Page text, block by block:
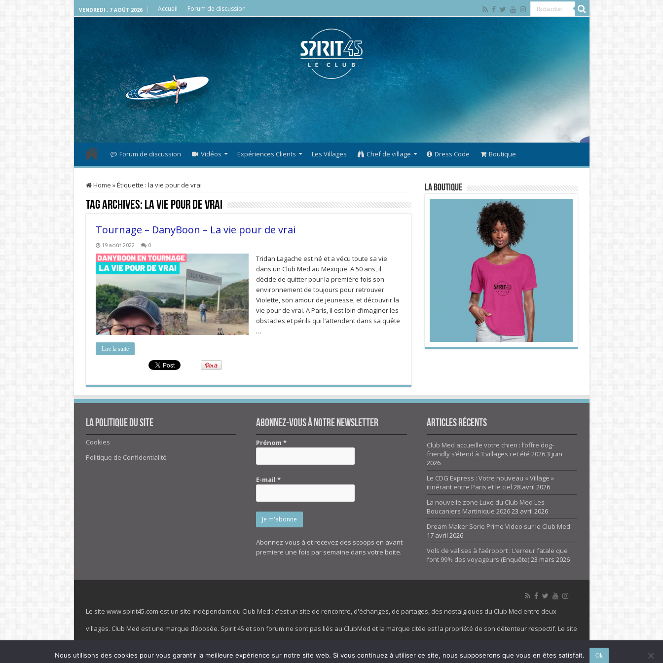
VENDREDI , 7 AOÛT 2026 Accueil Forum de discussion
Forum de discussion Vidéos Expériences Clients Les Villages Chef de village Dress Code Boutique
Home »Étiquette : la vie pour de vrai
Tag Archives: la vie pour de vrai
Tournage – DanyBoon – La vie pour de vrai
19 août 2022 0
Tridan Lagache est né et a vécu toute sa vie
dans un Club Med au Mexique. A 50 ans, il
décide de quitter pour la première fois son
environnement de toujours pour retrouver
Violette, son amour de jeunesse, et découvrir la
vie pour de vrai. A Paris, il est loin d’imaginer les
obstacles et périls qui l’attendent dans sa quête
…
Lire la suite
La Boutique
La politique du site
Cookies
Politique de Confidentialité
Abonnez-vous à notre newsletter
Prénom*
E-mail*
Abonnez-vous à et recevez des scoops en avant
premiere une fois par semaine dans votre boite.
Articles Récents
Club Med accueille votre chien : l’offre dog-
friendly s’étend à 3 villages cet été 20263 juin
2026
Le CDG Express : Votre nouveau « Village »
itinérant entre Paris et le ciel 28 avril 2026
La nouvelle zone Luxe du Club Med Les
Boucaniers Martinique 202623 avril 2026
Dream Maker Serie Prime Video sur le Club Med
17 avril 2026
Vols de valises à l’aéroport : L’erreur fatale que
font 99% des voyageurs (Enquête)23 mars 2026
Le site www.spirit45.com est un site indépendant du Club Med : c'est un site de rencontre, d'échanges, de partages, des nostalgiques du Club Med entre deux
villages. Club Med est une marque déposée. Spirit 45 et son forum ne sont pas liés au ClubMed et la marque citée est la propriété de son détenteur respectif. Le site
Nous utilisons des cookies pour vous garantir la meilleure expérience sur notre site web. Si vous continuez à utiliser ce site, nous supposerons que vous en êtes satisfait. Ok